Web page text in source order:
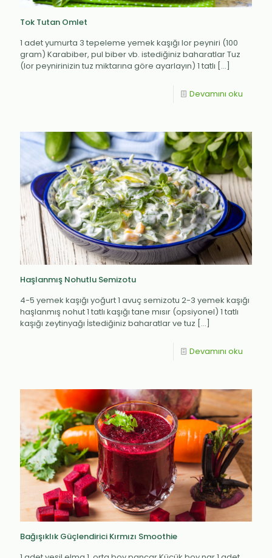
Tok Tutan Omlet
1 adet yumurta 3 tepeleme yemek kaşığı lor peyniri (100
gram) Karabiber, pul biber vb. istediğiniz baharatlar Tuz
(lor peynirinizin tuz miktarına göre ayarlayın) 1 tatlı […]
Devamını oku
Haşlanmış Nohutlu Semizotu
4-5 yemek kaşığı yoğurt 1 avuç semizotu 2-3 yemek kaşığı
haşlanmış nohut 1 tatlı kaşığı tane mısır (opsiyonel) 1 tatlı
kaşığı zeytinyağı İstediğiniz baharatlar ve tuz […]
Devamını oku
Bağışıklık Güçlendirici Kırmızı Smoothie